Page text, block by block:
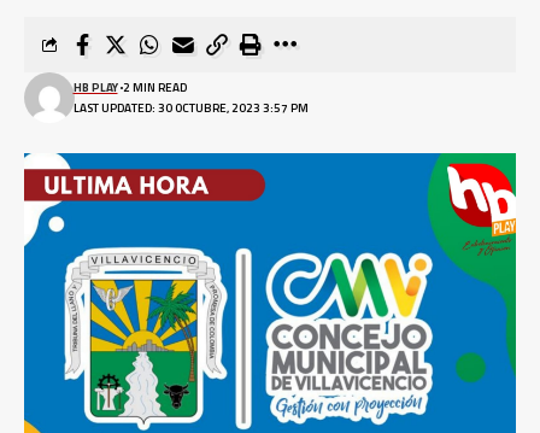
LAST UPDATED: 30 OCTUBRE, 2023 3:57 PM
HB PLAY 2 MIN READ